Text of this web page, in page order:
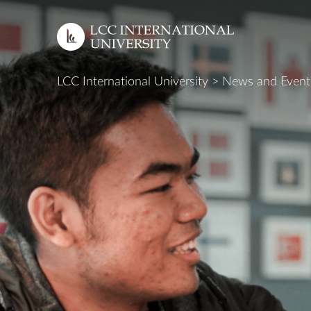
LCC International University > News and